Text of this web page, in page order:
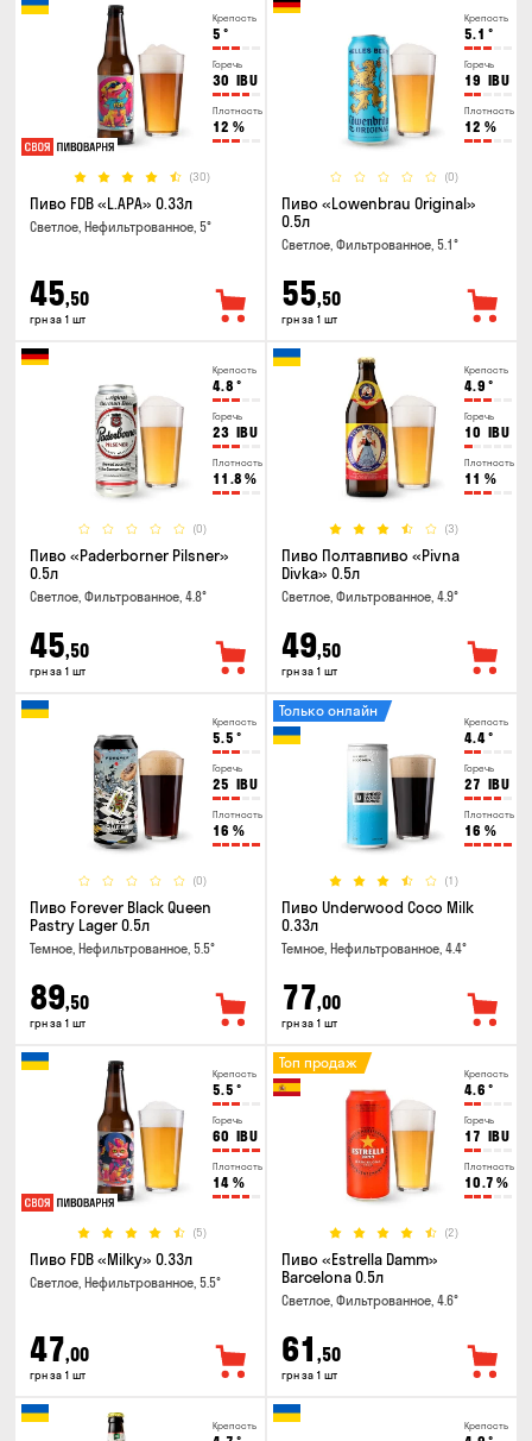
Крепость
5 °
Горечь
30 IBU
Плотность
12 %
(30)
Пиво FDB «L.APA» 0.33л
Светлое, Нефильтрованное, 5°
45,50
грн за 1 шт
Крепость
5.1 °
Горечь
19 IBU
Плотность
12 %
(0)
Пиво «Lowenbrau Original»
0.5л
Светлое, Фильтрованное, 5.1°
55,50
грн за 1 шт
Крепость
4.8 °
Горечь
23 IBU
Плотность
11.8 %
(0)
Пиво «Paderborner Pilsner»
0.5л
Светлое, Фильтрованное, 4.8°
45,50
грн за 1 шт
Крепость
4.9 °
Горечь
10 IBU
Плотность
11 %
(3)
Пиво Полтавпиво «Pivna
Divka» 0.5л
Светлое, Фильтрованное, 4.9°
49,50
грн за 1 шт
Крепость
5.5 °
Горечь
25 IBU
Плотность
16 %
(0)
Пиво Forever Black Queen
Pastry Lager 0.5л
Темное, Нефильтрованное, 5.5°
89,50
грн за 1 шт
Крепость
4.4°
Горечь
27 IBU
Плотность
16 %
(1)
Только онлайн
Пиво Underwood Coco Milk
0.33л
Темное, Нефильтрованное, 4.4°
77,00
грн за 1 шт
Крепость
5.5 °
Горечь
60 IBU
Плотность
14 %
(5)
Пиво FDB «Milky» 0.33л
Светлое, Нефильтрованное, 5.5°
47,00
грн за 1 шт
Крепость
4.6 °
Горечь
17 IBU
Плотность
10.7 %
(2)
Топ продаж
Пиво «Estrella Damm»
Barcelona 0.5л
Светлое, Фильтрованное, 4.6°
61 ,50
грн за 1 шт
Крепость Крепость